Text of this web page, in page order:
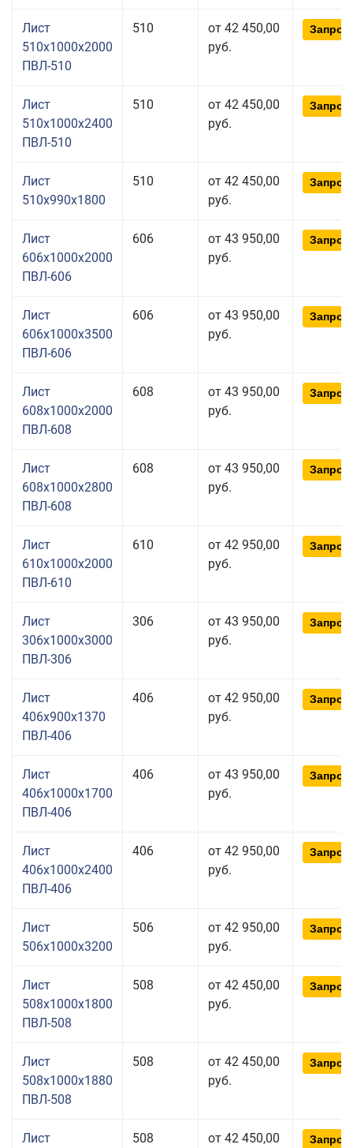
Лист
510x1000x2000
ПВЛ-510
510
от 42 450,00
руб.
Лист
510x1000x2400
ПВЛ-510
510
от 42 450,00
руб.
Лист
510x990x1800
510
от 42 450,00
руб.
Лист
606x1000x2000
ПВЛ-606
606
от 43 950,00
руб.
Лист
606x1000x3500
ПВЛ-606
606
от 43 950,00
руб.
Лист
608x1000x2000
ПВЛ-608
608
от 43 950,00
руб.
Лист
608x1000x2800
ПВЛ-608
608
от 43 950,00
руб.
Лист
610x1000x2000
ПВЛ-610
610
от 42 950,00
руб.
Лист
306x1000x3000
ПВЛ-306
306
от 43 950,00
руб.
Лист
406x900x1370
ПВЛ-406
406
от 42 950,00
руб.
Лист
406x1000x1700
ПВЛ-406
406
от 43 950,00
руб.
Лист
406x1000x2400
ПВЛ-406
406
от 42 950,00
руб.
Лист
506x1000x3200
506
от 42 950,00
руб.
Лист
508x1000x1800
ПВЛ-508
508
от 42 450,00
руб.
Лист
508x1000x1880
ПВЛ-508
508
от 42 450,00
руб.
Лист 508 от 42 450,00